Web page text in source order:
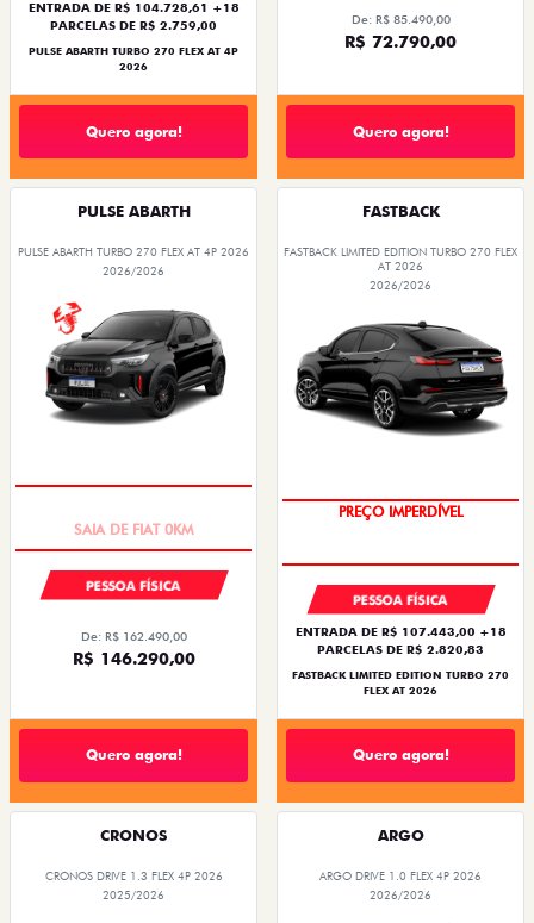
ENTRADA DE R$ 104.728,61 +18
PARCELAS DE R$ 2.759,00
PULSE ABARTH TURBO 270 FLEX AT 4P
2026
Quero agora!
De: R$ 85.490,00
R$ 72.790,00
Quero agora!
PULSE ABARTH
PULSE ABARTH TURBO 270 FLEX AT 4P 2026
2026/2026
PESSOA FÍSICA
De: R$ 162.490,00
R$ 146.290,00
Quero agora!
FASTBACK
FASTBACK LIMITED EDITION TURBO 270 FLEX
AT 2026
2026/2026
PREÇO IMPERDÍVEL
PESSOA FÍSICA
ENTRADA DE R$ 107.443,00 +18
PARCELAS DE R$ 2.820,83
FASTBACK LIMITED EDITION TURBO 270
FLEX AT 2026
Quero agora!
CRONOS
CRONOS DRIVE 1.3 FLEX 4P 2026
2025/2026
ARGO
ARGO DRIVE 1.0 FLEX 4P 2026
2026/2026